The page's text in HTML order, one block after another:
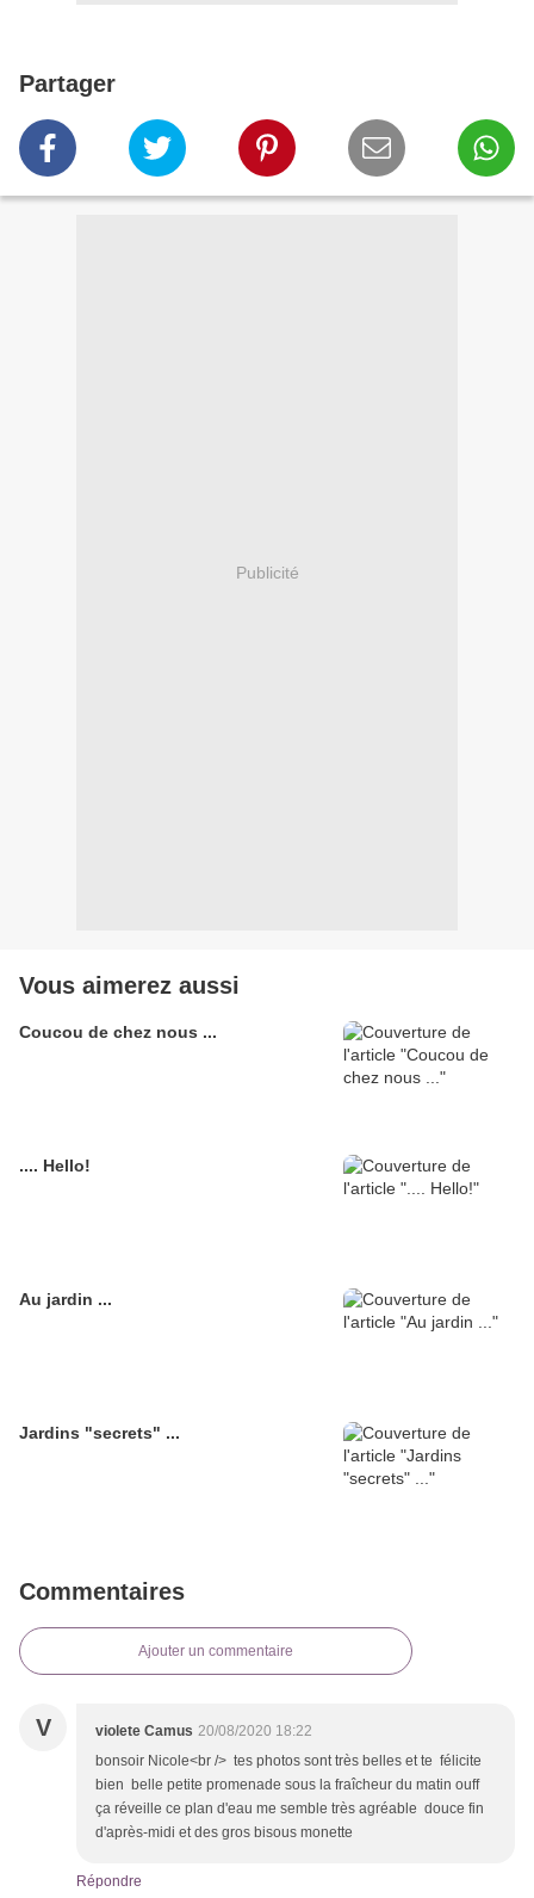
Partager
Publicité
Vous aimerez aussi
Coucou de chez nous ...
.... Hello!
Au jardin ...
Jardins "secrets" ...
Commentaires
Ajouter un commentaire
V violete Camus 20/08/2020 18:22
bonsoir Nicole<br /> tes photos sont très belles et te félicite
bien belle petite promenade sous la fraîcheur du matin ouff
ça réveille ce plan d'eau me semble très agréable douce fin
d'après-midi et des gros bisous monette
Répondre